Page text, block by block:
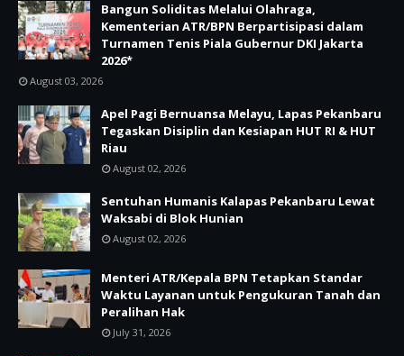
Bangun Soliditas Melalui Olahraga,
Kementerian ATR/BPN Berpartisipasi dalam
Turnamen Tenis Piala Gubernur DKI Jakarta
2026*
August 03, 2026
Apel Pagi Bernuansa Melayu, Lapas Pekanbaru
Tegaskan Disiplin dan Kesiapan HUT RI & HUT
Riau
August 02, 2026
Sentuhan Humanis Kalapas Pekanbaru Lewat
Waksabi di Blok Hunian
August 02, 2026
Menteri ATR/Kepala BPN Tetapkan Standar
Waktu Layanan untuk Pengukuran Tanah dan
Peralihan Hak
July 31, 2026